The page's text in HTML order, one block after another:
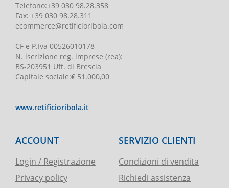
Telefono:+39 030 98.28.358
Fax: +39 030 98.28.311
ecommerce@retificioribola.com
CF e P.Iva 00526010178
N. iscrizione reg. imprese (rea):
BS-203951 Uff. di Brescia
Capitale sociale:€ 51.000,00
www.retificioribola.it
ACCOUNT
Login / Registrazione
Privacy policy
SERVIZIO CLIENTI
Condizioni di vendita
Richiedi assistenza